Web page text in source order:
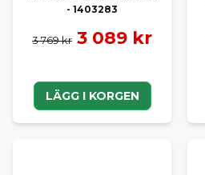
- 1403283
3 769 kr 3 089 kr
LÄGG I KORGEN